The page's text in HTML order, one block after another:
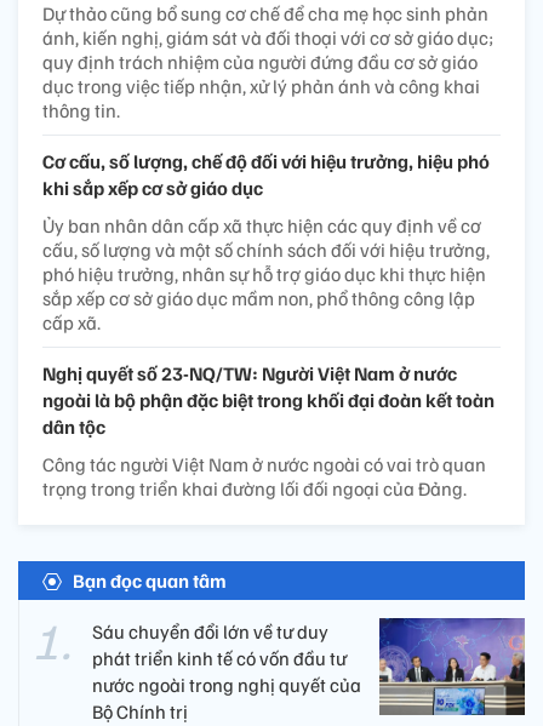
Dự thảo cũng bổ sung cơ chế để cha mẹ học sinh phản
ánh, kiến nghị, giám sát và đối thoại với cơ sở giáo dục;
quy định trách nhiệm của người đứng đầu cơ sở giáo
dục trong việc tiếp nhận, xử lý phản ánh và công khai
thông tin.
Cơ cấu, số lượng, chế độ đối với hiệu trưởng, hiệu phó
khi sắp xếp cơ sở giáo dục
Ủy ban nhân dân cấp xã thực hiện các quy định về cơ
cấu, số lượng và một số chính sách đối với hiệu trưởng,
phó hiệu trưởng, nhân sự hỗ trợ giáo dục khi thực hiện
sắp xếp cơ sở giáo dục mầm non, phổ thông công lập
cấp xã.
Nghị quyết số 23-NQ/TW: Người Việt Nam ở nước
ngoài là bộ phận đặc biệt trong khối đại đoàn kết toàn
dân tộc
Công tác người Việt Nam ở nước ngoài có vai trò quan
trọng trong triển khai đường lối đối ngoại của Đảng.
Bạn đọc quan tâm
Sáu chuyển đổi lớn về tư duy
phát triển kinh tế có vốn đầu tư
nước ngoài trong nghị quyết của
Bộ Chính trị